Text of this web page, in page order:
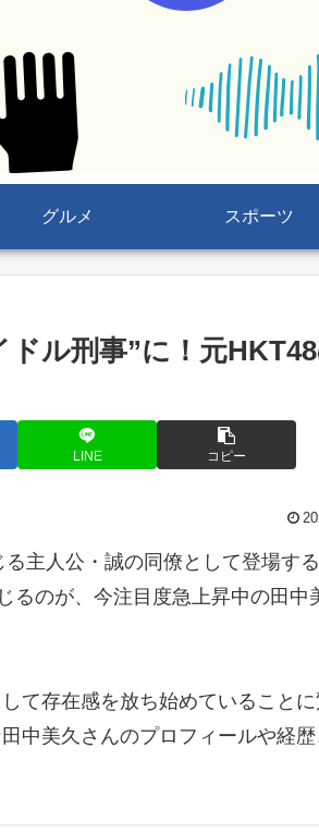
グルメ スポーツ
ドル刑事”に！元
LINE コピー
主人公・誠の同僚として登場す
るのが、今注目度急上昇中の田中
て存在感を放ち始めていることに
中美久さんのプロフィールや経